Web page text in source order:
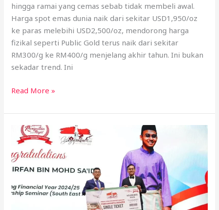
hingga ramai yang cemas sebab tidak membeli awal.
Harga spot emas dunia naik dari sekitar USD1,950/oz
ke paras melebihi USD2,500/oz, mendorong harga
fizikal seperti Public Gold terus naik dari sekitar
RM300/g ke RM400/g menjelang akhir tahun. Ini bukan
sekadar trend. Ini
Read More »
Anugerah
Dealer
Public
Gold:
Pencapaian